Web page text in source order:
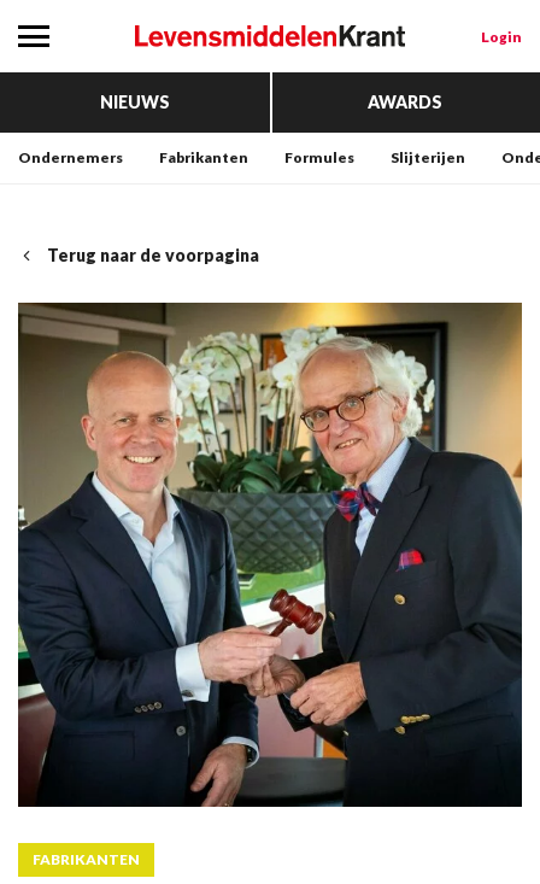
Login
NIEUWS AWARDS
Ondernemers Fabrikanten Formules Slijterijen
Terug naar de voorpagina
FABRIKANTEN